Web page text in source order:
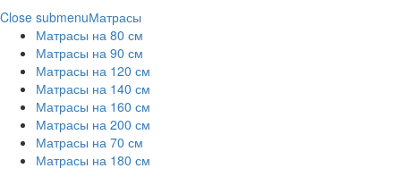
Close submenuМатрасы
Матрасы на 80 см
Матрасы на 90 см
Матрасы на 120 см
Матрасы на 140 см
Матрасы на 160 см
Матрасы на 200 см
Матрасы на 70 см
Матрасы на 180 см